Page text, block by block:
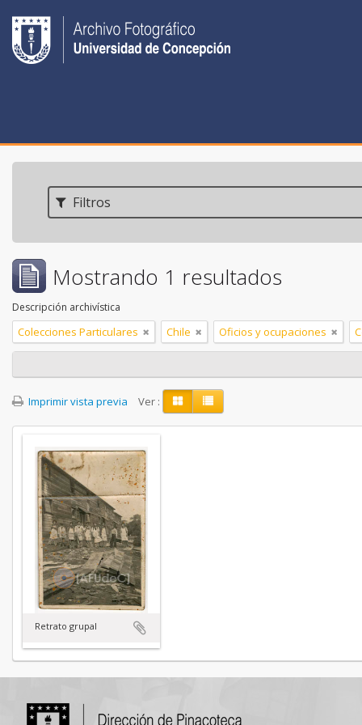
Filtros
Mostrando 1 resultados
Descripción archivística
Colecciones Particulares Chile Oficios y ocupaciones
Imprimir vista previa Ver :
Retrato grupal